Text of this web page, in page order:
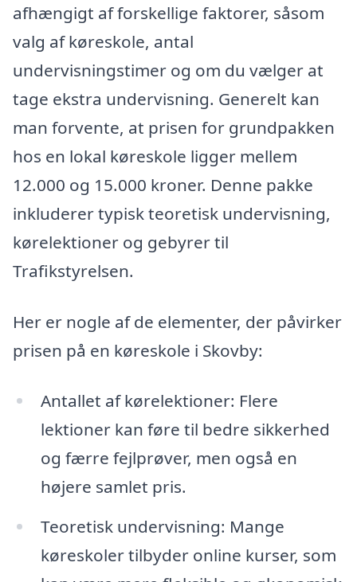
afhængigt af forskellige faktorer, såsom
valg af køreskole, antal
undervisningstimer og om du vælger at
tage ekstra undervisning. Generelt kan
man forvente, at prisen for grundpakken
hos en lokal køreskole ligger mellem
12.000 og 15.000 kroner. Denne pakke
inkluderer typisk teoretisk undervisning,
kørelektioner og gebyrer til
Trafikstyrelsen.
Her er nogle af de elementer, der påvirker
prisen på en køreskole i Skovby:
Antallet af kørelektioner: Flere
lektioner kan føre til bedre sikkerhed
og færre fejlprøver, men også en
højere samlet pris.
Teoretisk undervisning: Mange
køreskoler tilbyder online kurser, som